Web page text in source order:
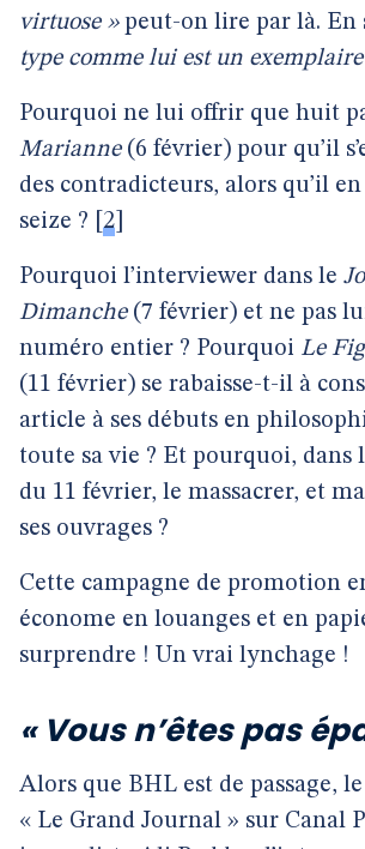
virtuose »peut-on lire par là. En
type comme lui est un
Pourquoi ne lui offrir que huit
Marianne(6 février) pour qu’il
des contradicteurs, alors qu’il
seize ?
2
Pourquoi l’interviewer dans le
Dimanche(7 février) et ne pas
numéro entier ? Pourquoi Le
(11 février) se rabaisse-t-il à
article à ses débuts en
toute sa vie ? Et pourquoi, dans
du 11 février, le massacrer, et
ses ouvrages ?
Cette campagne de promotion
économe en louanges et en
surprendre ! Un vrai lynchage !
« Vous n’êtes pas
Alors que BHL est de passage,
« Le Grand Journal » sur Canal